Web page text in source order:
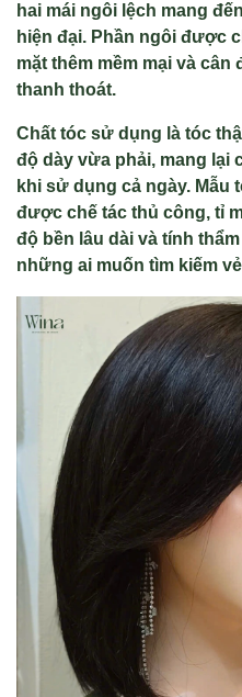
hai mái ngôi lệch mang
hiện đại. Phần ngôi được
mặt thêm mềm mại và
thanh thoát.
Chất tóc sử dụng là tóc
độ dày vừa phải, mang lại
khi sử dụng cả ngày. Mẫu
được chế tác thủ công, tỉ
độ bền lâu dài và tính
những ai muốn tìm kiếm